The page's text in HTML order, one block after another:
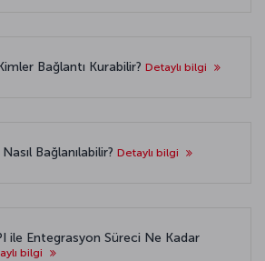
Bağlantı Kurabilir? Detaylı bilgi
Bağlanılabilir? Detaylı bilgi
ile Entegrasyon Süreci Ne Kadar
bilgi